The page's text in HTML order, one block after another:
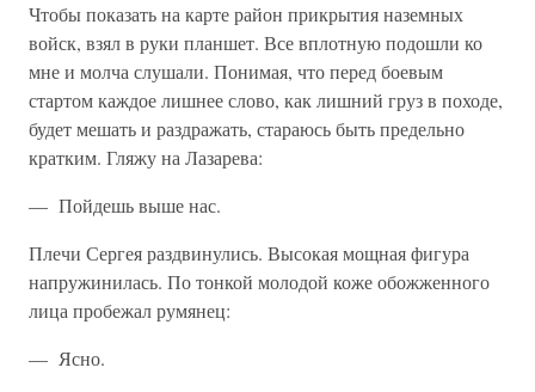
Чтобы показать на карте район прикрытия наземных
войск, взял в руки планшет. Все вплотную подошли ко
мне и молча слушали. Понимая, что перед боевым
стартом каждое лишнее слово, как лиш­ний груз в походе,
будет мешать и раздражать, стараюсь быть предельно
кратким. Гляжу на Лазарева:
— Пойдешь выше нас.
Плечи Сергея раздвинулись. Высокая мощная фигура
напружини­лась. По тонкой молодой коже обожженного
лица пробежал ру­мянец:
— Ясно.